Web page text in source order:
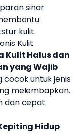
sinar
kulit.
Kulit
Kulit Halus dan
yang Wajib
cocok untuk jenis
melembapkan.
dan cepat
Hidup